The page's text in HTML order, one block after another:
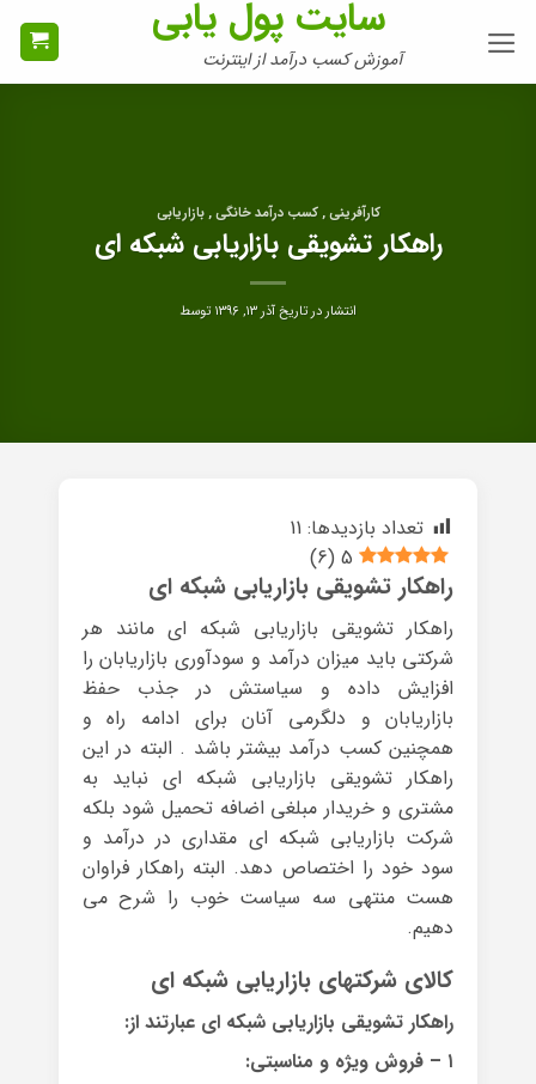
سایت پول یابی
آموزش کسب درآمد از اینترنت
کارآفرینی , کسب درآمد خانگی , بازاریابی
راهکار تشویقی بازاریابی شبکه ای
انتشار در تاریخآذر ۱۳, ۱۳۹۶ توسط
تعداد بازدیدها: 11
5
(
6
)
راهکار تشویقی بازاریابی شبکه ای
راهکار تشویقی بازاریابی شبکه ای مانند هر
شرکتی باید میزان درآمد و سودآوری بازاریابان را
افزایش داده و سیاستش در جذب حفظ
بازاریابان و دلگرمی آنان برای ادامه راه و
همچنین کسب درآمد بیشتر باشد . البته در این
راهکار تشویقی بازاریابی شبکه ای نباید به
مشتری و خریدار مبلغی اضافه تحمیل شود بلکه
شرکت بازاریابی شبکه ای مقداری در درآمد و
سود خود را اختصاص دهد. البته راهکار فراوان
هست منتهی سه سیاست خوب را شرح می
دهیم.
کالای شرکتهای بازاریابی شبکه ای
راهکار تشویقی بازاریابی شبکه ای عبارتند از:
۱ – فروش ویژه و مناسبتی: